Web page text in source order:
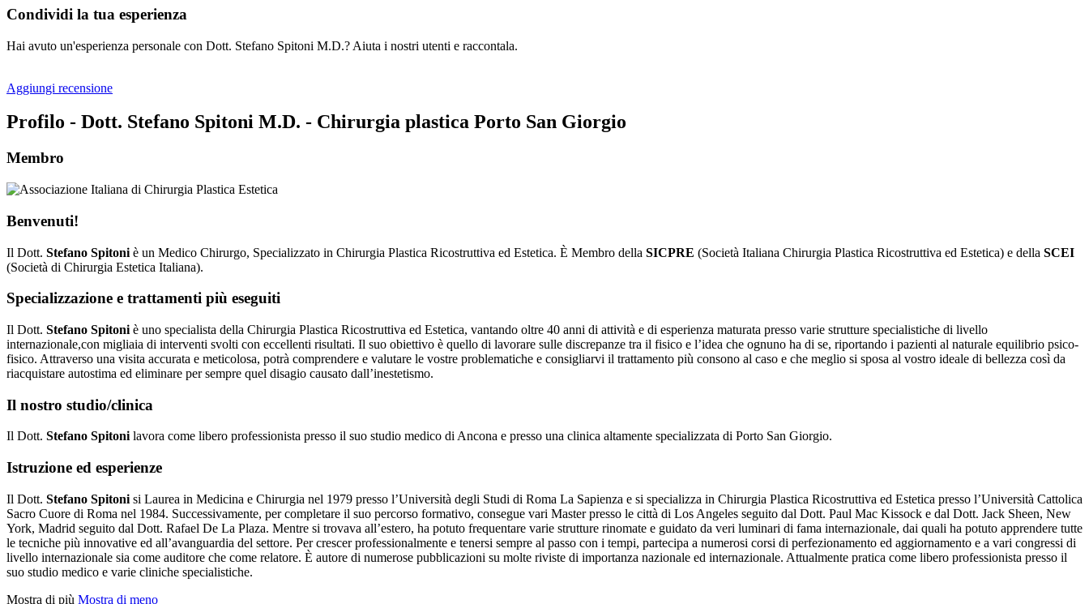
Condividi la tua esperienza
Hai avuto un'esperienza personale con Dott. Stefano Spitoni M.D.? Aiuta i nostri utenti e raccontala.
Aggiungi recensione
Profilo - Dott. Stefano Spitoni M.D. - Chirurgia plastica Porto San Giorgio
Membro
Benvenuti!
Il Dott. Stefano Spitoni è un Medico Chirurgo, Specializzato in Chirurgia Plastica Ricostruttiva ed Estetica. È Membro della SICPRE (Società Italiana Chirurgia Plastica Ricostruttiva ed Estetica) e della SCEI
(Società di Chirurgia Estetica Italiana).
Specializzazione e trattamenti più eseguiti
Il Dott. Stefano Spitoni è uno specialista della Chirurgia Plastica Ricostruttiva ed Estetica, vantando oltre 40 anni di attività e di esperienza maturata presso varie strutture specialistiche di livello
internazionale,con migliaia di interventi svolti con eccellenti risultati. Il suo obiettivo è quello di lavorare sulle discrepanze tra il fisico e l’idea che ognuno ha di se, riportando i pazienti al naturale equilibrio psico-
fisico. Attraverso una visita accurata e meticolosa, potrà comprendere e valutare le vostre problematiche e consigliarvi il trattamento più consono al caso e che meglio si sposa al vostro ideale di bellezza così da
riacquistare autostima ed eliminare per sempre quel disagio causato dall’inestetismo.
Il nostro studio/clinica
Il Dott. Stefano Spitoni lavora come libero professionista presso il suo studio medico di Ancona e presso una clinica altamente specializzata di Porto San Giorgio.
Istruzione ed esperienze
Il Dott. Stefano Spitoni si Laurea in Medicina e Chirurgia nel 1979 presso l’Università degli Studi di Roma La Sapienza e si specializza in Chirurgia Plastica Ricostruttiva ed Estetica presso l’Università Cattolica
Sacro Cuore di Roma nel 1984. Successivamente, per completare il suo percorso formativo, consegue vari Master presso le città di Los Angeles seguito dal Dott. Paul Mac Kissock e dal Dott. Jack Sheen, New
York, Madrid seguito dal Dott. Rafael De La Plaza. Mentre si trovava all’estero, ha potuto frequentare varie strutture rinomate e guidato da veri luminari di fama internazionale, dai quali ha potuto apprendere tutte
le tecniche più innovative ed all’avanguardia del settore. Per crescer professionalmente e tenersi sempre al passo con i tempi, partecipa a numerosi corsi di perfezionamento ed aggiornamento e a vari congressi di
livello internazionale sia come auditore che come relatore. È autore di numerose pubblicazioni su molte riviste di importanza nazionale ed internazionale. Attualmente pratica come libero professionista presso il
suo studio medico e varie cliniche specialistiche.
Mostra di più Mostra di meno